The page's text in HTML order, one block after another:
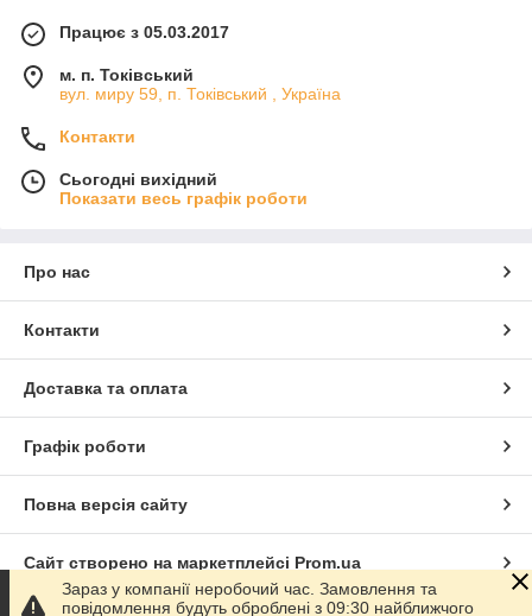
Працює з 05.03.2017
м. п. Токівський
вул. миру 59, п. Токівський , Україна
Контакти
Сьогодні вихідний
Показати весь графік роботи
Про нас
Контакти
Доставка та оплата
Графік роботи
Повна версія сайту
Сайт створено на маркетплейсі Prom.ua
Зараз у компанії неробочий час. Замовлення та
повідомлення будуть оброблені з 09:30 найближчого